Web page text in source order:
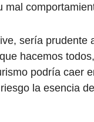
sería prudente
hacemos
podría caer
la esencia